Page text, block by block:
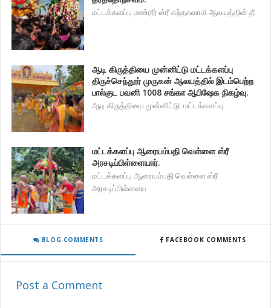
மட்டக்களப்பு மண்டூர் ஸ்ரீ கந்தசுவாமி ஆலயத்தின் தீ
ஆடி கிருத்தியை முன்னிட்டு மட்டக்களப்பு
திருச்செந்தூர் முருகன் ஆலயத்தில் இடம்பெற்ற
பால்குட பவனி 1008 சங்கா ஆபிஷேக நிகழ்வு.
ஆடி கிருத்தியை முன்னிட்டு மட்டக்களப்பு
மட்டக்களப்பு ஆரையம்பதி வெள்ளை ஸ்ரீ
அரசடிப்பிள்ளையார்.
மட்டக்களப்பு ஆரையம்பதி வெள்ளை ஸ்ரீ
அரசடிப்பிள்ளைய
BLOG COMMENTS FACEBOOK COMMENTS
Post a Comment